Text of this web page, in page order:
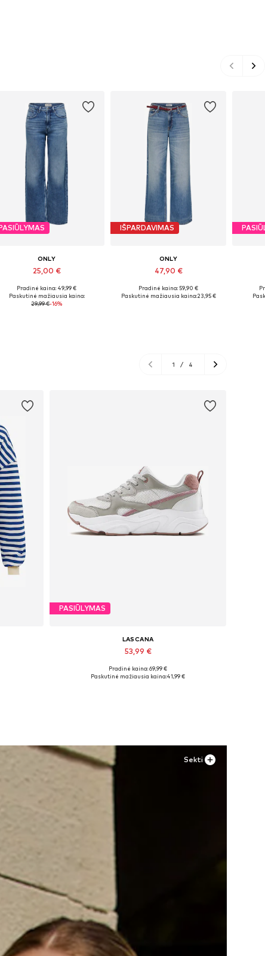
ONLY
25,00 €
Yra daugybė dydžių
Į krepšelį
Pradinė kaina: 49,99 €
Paskutinė mažiausia kaina:
29,99 €-16%
IŠPARDAVIMAS
ONLY
47,90 €
Yra daugybė dydžių
Pradinė kaina: 59,90 €
Paskutinė mažiausia kaina:23,95 €
1 / 4
PASIŪLYMAS
LASCANA
53,99 €
Galimi dydžiai: 36, 37, 38
Pradinė kaina: 69,99 €
Paskutinė mažiausia kaina:41,99 €
Sekti